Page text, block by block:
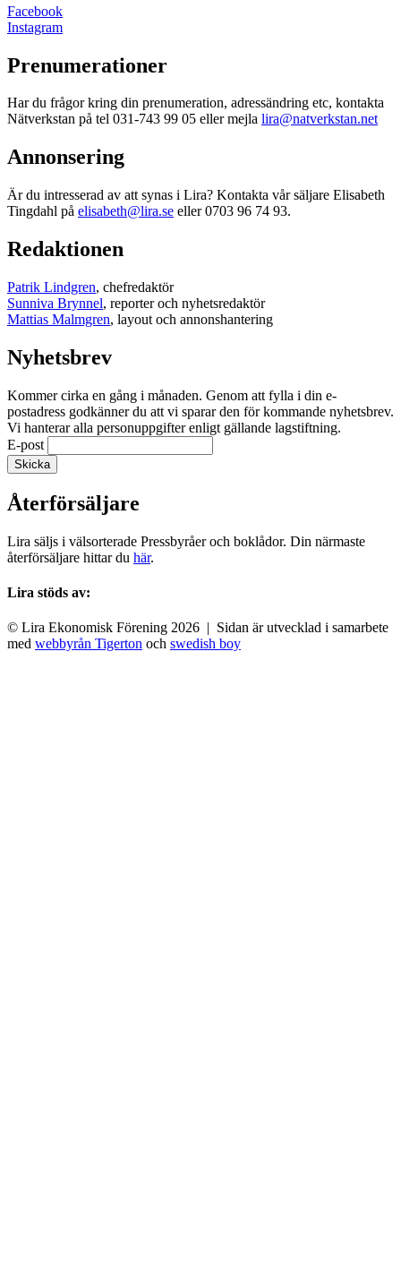
Facebook
Instagram
Prenumerationer
Har du frågor kring din prenumeration, adressändring etc, kontakta
Nätverkstan på tel 031-743 99 05 eller mejla lira@natverkstan.net
Annonsering
Är du intresserad av att synas i Lira? Kontakta vår säljare Elisabeth
Tingdahl på elisabeth@lira.se eller 0703 96 74 93.
Redaktionen
Patrik Lindgren, chefredaktör
Sunniva Brynnel, reporter och nyhetsredaktör
Mattias Malmgren, layout och annonshantering
Nyhetsbrev
Kommer cirka en gång i månaden. Genom att fylla i din e-
postadress godkänner du att vi sparar den för kommande nyhetsbrev.
Vi hanterar alla personuppgifter enligt gällande lagstiftning.
E-post
Återförsäljare
Lira säljs i välsorterade Pressbyråer och boklådor. Din närmaste
återförsäljare hittar du här.
Lira stöds av:
© Lira Ekonomisk Förening 2026 | Sidan är utvecklad i samarbete
med webbyrån Tigerton och swedish boy